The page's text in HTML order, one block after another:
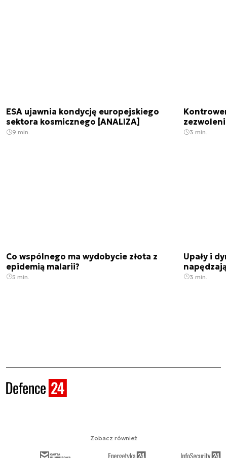
ESA ujawnia kondycję europejskiego
sektora kosmicznego [ANALIZA]
9 min. 3 min.
Co wspólnego ma wydobycie złota z
epidemią malarii?
5 min.
Upały i
3 min.
Zobacz również